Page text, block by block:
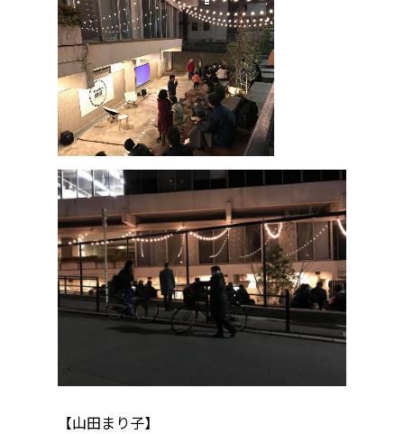
【山田まり子】
ハイパー縁側@新京
ハイパー縁側@塩屋
ハイパー縁側@梅田
祭
ハイパー縁側@車山
Archives
Archives リスト表示
Category
アート／文化／音楽
クラフト
お問い合わせ